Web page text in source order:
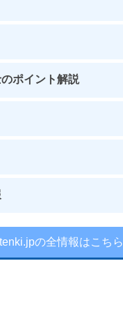
ポイント解説
tenki.jpの全情報はこちら